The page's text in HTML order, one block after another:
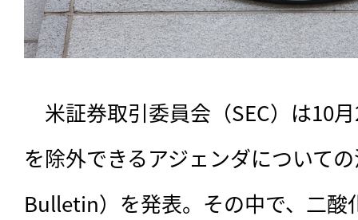
米証券取引委員会（SEC）は10
を除外できるアジェンダについて
Bulletin）を発表。その中で、二酸